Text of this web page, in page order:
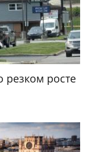
росте